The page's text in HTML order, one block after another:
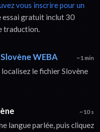
vous inscrire pour un
essai gratuit inclut 30
traduction.
WEBA ~1 min
le fichier Slovène
~10 s
langue parlée, puis cliquez